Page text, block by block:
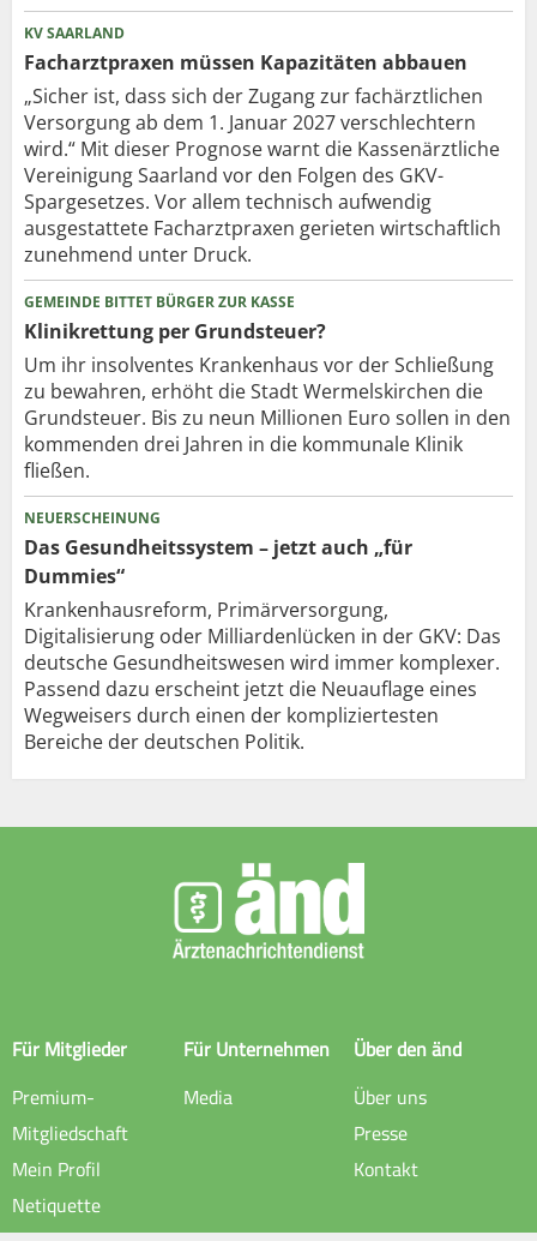
KV SAARLAND
Facharztpraxen müssen Kapazitäten abbauen
„Sicher ist, dass sich der Zugang zur fachärztlichen
Versorgung ab dem 1. Januar 2027 verschlechtern
wird.“ Mit dieser Prognose warnt die Kassenärztliche
Vereinigung Saarland vor den Folgen des GKV-
Spargesetzes. Vor allem technisch aufwendig
ausgestattete Facharztpraxen gerieten wirtschaftlich
zunehmend unter Druck.
GEMEINDE BITTET BÜRGER ZUR KASSE
Klinikrettung per Grundsteuer?
Um ihr insolventes Krankenhaus vor der Schließung
zu bewahren, erhöht die Stadt Wermelskirchen die
Grundsteuer. Bis zu neun Millionen Euro sollen in den
kommenden drei Jahren in die kommunale Klinik
fließen.
NEUERSCHEINUNG
Das Gesundheitssystem – jetzt auch „für
Dummies“
Krankenhausreform, Primärversorgung,
Digitalisierung oder Milliardenlücken in der GKV: Das
deutsche Gesundheitswesen wird immer komplexer.
Passend dazu erscheint jetzt die Neuauflage eines
Wegweisers durch einen der kompliziertesten
Bereiche der deutschen Politik.
Für Mitglieder
Premium-
Mitgliedschaft
Mein Profil
Netiquette
Für Unternehmen
Media
Über den änd
Über uns
Presse
Kontakt